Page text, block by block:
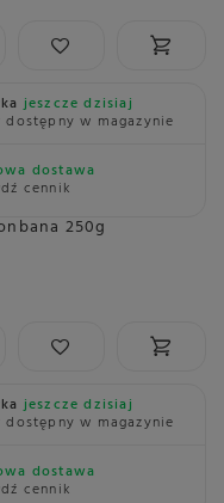
jeszcze dzisiaj
dostępny w magazynie
dostawa
cennik
250g
jeszcze dzisiaj
dostępny w magazynie
dostawa
cennik